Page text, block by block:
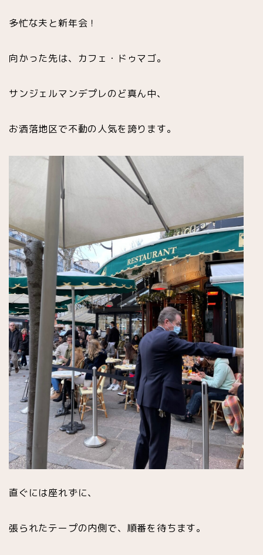
多忙な夫と新年会！
向かった先は、カフェ・ドゥマゴ。
サンジェルマンデプレのど真ん中、
お洒落地区で不動の人気を誇ります。
直ぐには座れずに、
張られたテープの内側で、順番を待ちます。